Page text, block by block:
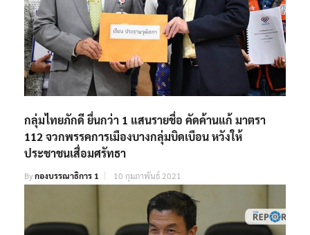
กลุ่มไทยภักดี ยื่นกว่า 1 แสนรายชื่อ คัดค้านแก้ มาตรา
112 จวกพรรคการเมืองบางกลุ่มบิดเบือน หวังให้
ประชาชนเสื่อมศรัทธา
Byกองบรรณาธิการ 1 10 กุมภาพันธ์ 2021